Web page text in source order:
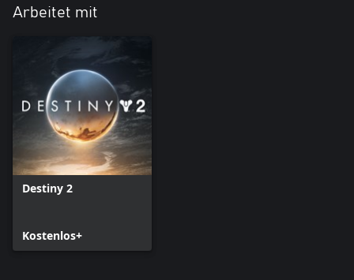
Arbeitet mit
Destiny 2
Kostenlos+